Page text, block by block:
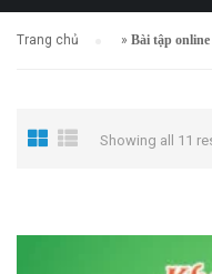
Trang chủ » Bài tập online
Showing all 11